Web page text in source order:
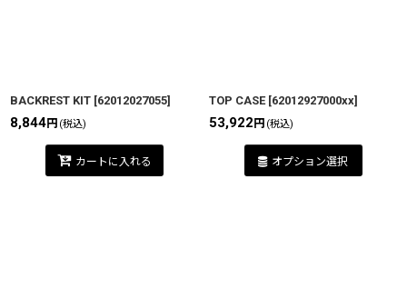
BACKREST KIT [62012027055]
8,844円 (税込)
カートに入れる
TOP CASE [62012927000xx]
53,922 円 (税込)
オプション選択